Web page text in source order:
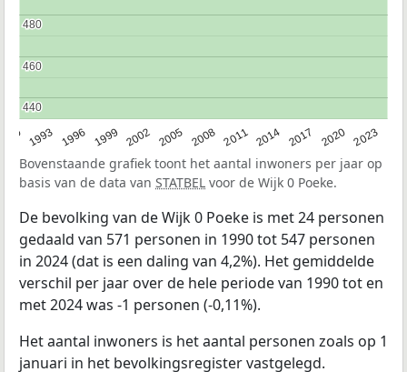
1993 1996 1999 2002 2005 2008 2011 2014 2017 2020 2023
440
440
460
460
480
480
Bovenstaande grafiek toont het aantal inwoners per jaar op
basis van de data van STATBEL voor de Wijk 0 Poeke.
De bevolking van de Wijk 0 Poeke is met 24 personen
gedaald van 571 personen in 1990 tot 547 personen
in 2024 (dat is een daling van 4,2%). Het gemiddelde
verschil per jaar over de hele periode van 1990 tot en
met 2024 was -1 personen (-0,11%).
Het aantal inwoners is het aantal personen zoals op 1
januari in het bevolkingsregister vastgelegd.